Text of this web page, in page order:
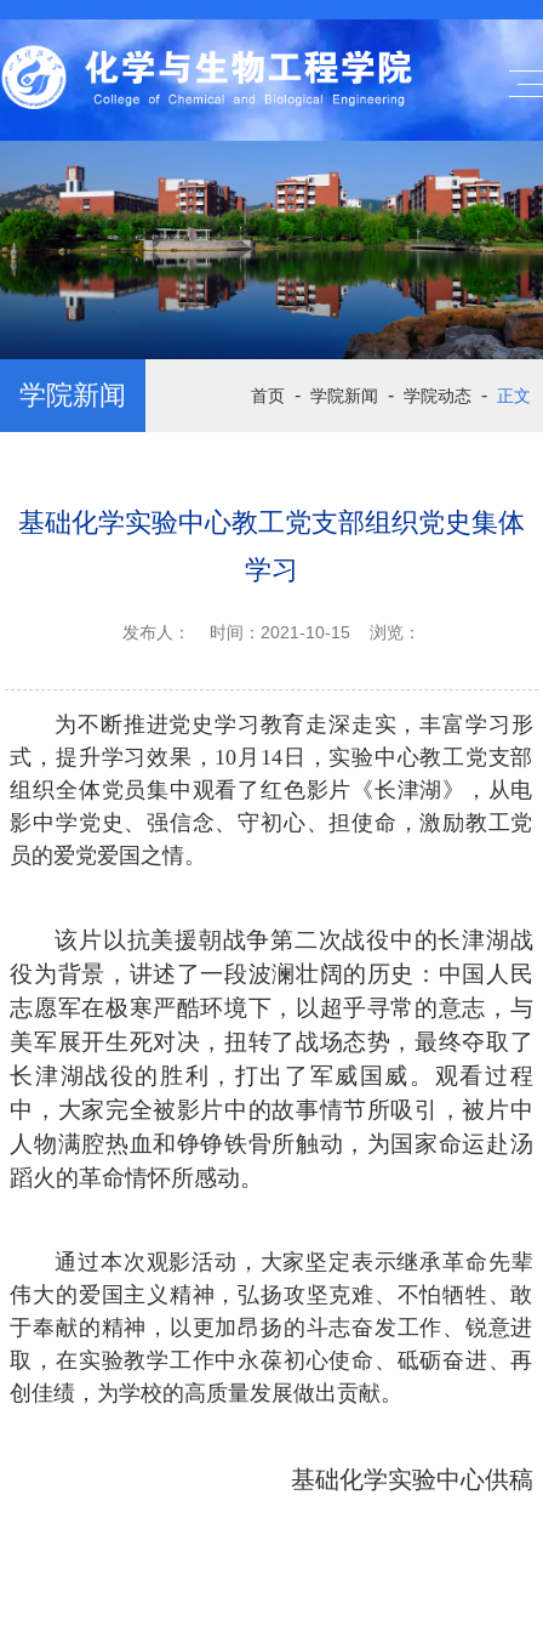
学院新闻 首页 - 学院新闻 - 学院动态 - 正文
基础化学实验中心教工党支部组织党史集体
学习
发布人： 时间：2021-10-15 浏览：
为不断推进党史学习教育走深走实，丰富学习形
式，提升学习效果，10月14日，实验中心教工党支部
组织全体党员集中观看了红色影片《长津湖》，从电
影中学党史、强信念、守初心、担使命，激励教工党
员的爱党爱国之情。
该片以抗美援朝战争第二次战役中的长津湖战
役为背景，讲述了一段波澜壮阔的历史：中国人民
志愿军在极寒严酷环境下，以超乎寻常的意志，与
美军展开生死对决，扭转了战场态势，最终夺取了
长津湖战役的胜利，打出了军威国威。观看过程
中，大家完全被影片中的故事情节所吸引，被片中
人物满腔热血和铮铮铁骨所触动，为国家命运赴汤
蹈火的革命情怀所感动。
通过本次观影活动，大家坚定表示继承革命先辈
伟大的爱国主义精神，弘扬攻坚克难、不怕牺牲、敢
于奉献的精神，以更加昂扬的斗志奋发工作、锐意进
取，在实验教学工作中永葆初心使命、砥砺奋进、再
创佳绩，为学校的高质量发展做出贡献。
基础化学实验中心供稿